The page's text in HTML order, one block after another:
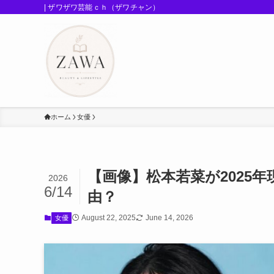
| ザワザワ芸能ｃｈ（ザワチャン）
ホーム 女優
【画像】松本若菜が2025
由？
2026
6/14
女優 August 22, 2025 June 14, 2026